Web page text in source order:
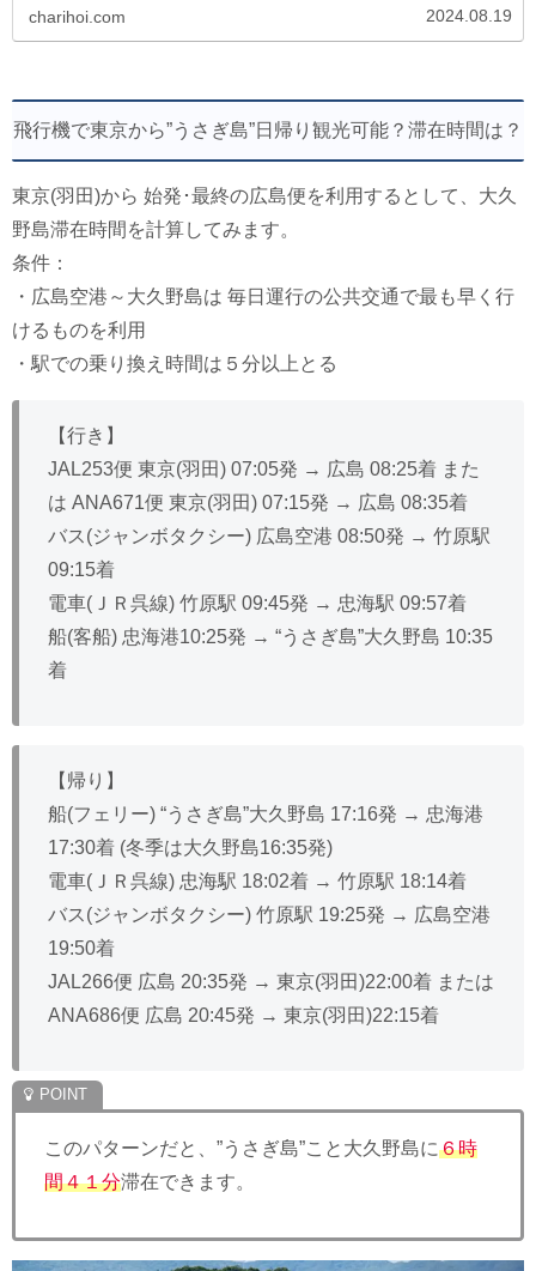
charihoi.com 2024.08.19
飛行機で東京から”うさぎ島”日帰り観光可能？滞在時間は？
東京(羽田)から 始発･最終の広島便を利用するとして、大久
野島滞在時間を計算してみます。
条件：
・広島空港～大久野島は 毎日運行の公共交通で最も早く行
けるものを利用
・駅での乗り換え時間は５分以上とる
【行き】
JAL253便 東京(羽田) 07:05発 → 広島 08:25着 また
は ANA671便 東京(羽田) 07:15発 → 広島 08:35着
バス(ジャンボタクシー) 広島空港 08:50発 → 竹原駅
09:15着
電車(ＪＲ呉線) 竹原駅 09:45発 → 忠海駅 09:57着
船(客船) 忠海港10:25発 → “うさぎ島”大久野島 10:35
着
【帰り】
船(フェリー) “うさぎ島”大久野島 17:16発 → 忠海港
17:30着 (冬季は大久野島16:35発)
電車(ＪＲ呉線) 忠海駅 18:02着 → 竹原駅 18:14着
バス(ジャンボタクシー) 竹原駅 19:25発 → 広島空港
19:50着
JAL266便 広島 20:35発 → 東京(羽田)22:00着 または
ANA686便 広島 20:45発 → 東京(羽田)22:15着
このパターンだと、”うさぎ島”こと大久野島に６時
間４１分滞在できます。